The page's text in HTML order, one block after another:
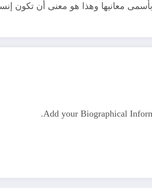
معانيها وهذا هو معنى أن تكون
Add your Biographical